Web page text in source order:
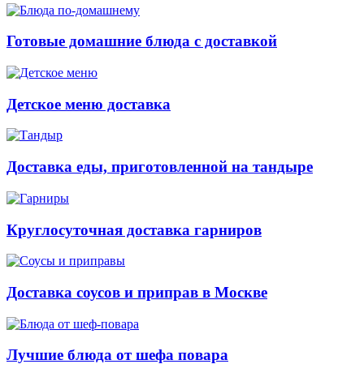
Готовые домашние блюда с доставкой
Детское меню доставка
Доставка еды, приготовленной на тандыре
Круглосуточная доставка гарниров
Доставка соусов и приправ в Москве
Лучшие блюда от шефа повара